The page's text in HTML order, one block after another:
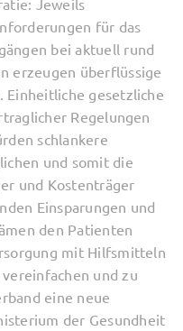
für das
bei aktuell rund
erzeugen überflüssige
Einheitliche gesetzliche
Regelungen
schlankere
und somit die
und Kostenträger
Einsparungen und
den Patienten
mit Hilfsmitteln
und zu
eine neue
der Gesundheit